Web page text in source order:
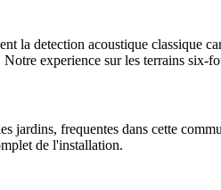
la detection acoustique classique
experience sur les terrains six-
jardins, frequentes dans cette
de l'installation.